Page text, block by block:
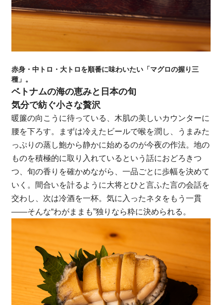
赤身・中トロ・大トロを順番に味わいたい「マグロの握り三
種」。
ベトナムの海の恵みと日本の旬
気分で紡ぐ小さな贅沢
暖簾の向こうに待っている、木肌の美しいカウンターに
腰を下ろす。まずは冷えたビールで喉を潤し、うまみた
っぷりの蒸し鮑から静かに始めるのが今夜の作法。地の
ものを積極的に取り入れているという話におどろきつ
つ、旬の香りを確かめながら、一品ごとに歩幅を決めて
いく。間合いを計るように大将とひと言ふた言の会話を
交わし、次は冷酒を一杯。気に入ったネタをもう一貫
――そんな“わがままも”独りなら粋に決められる。